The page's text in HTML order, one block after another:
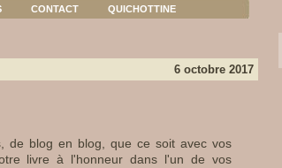
CONTACT QUICHOTTINE
6 octobre 2017
de blog en blog, que ce soit avec vos
livre à l'honneur dans l'un de vos